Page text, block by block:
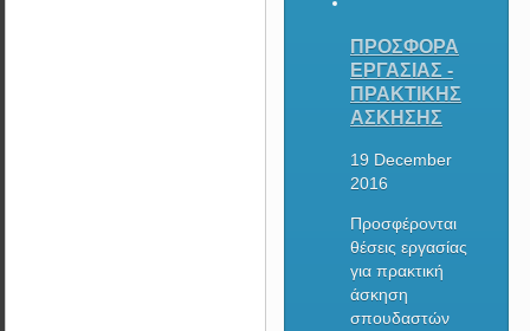
ΠΡΟΣΦΟΡΑ
ΕΡΓΑΣΙΑΣ -
ΠΡΑΚΤΙΚΗΣ
ΑΣΚΗΣΗΣ
19 December
2016
Προσφέρονται
θέσεις εργασίας
για πρακτική
άσκηση
σπουδαστών